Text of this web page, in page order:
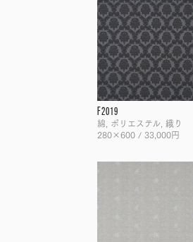
F2019
綿, ポリエステル, 織り
280×600 / 33,000円